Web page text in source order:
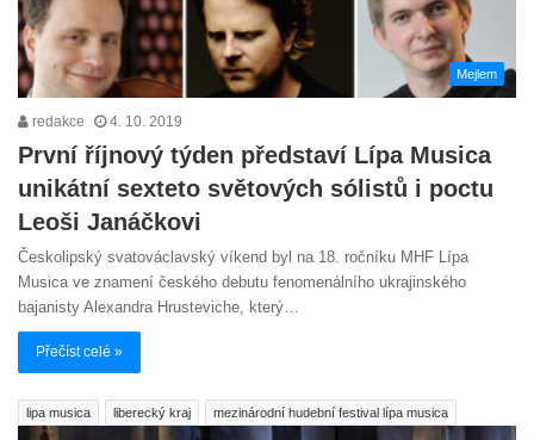
Mejlem
redakce 4. 10. 2019
První říjnový týden představí Lípa Musica
unikátní sexteto světových sólistů i poctu
Leoši Janáčkovi
Českolipský svatováclavský víkend byl na 18. ročníku MHF Lípa
Musica ve znamení českého debutu fenomenálního ukrajinského
bajanisty Alexandra Hrusteviche, který…
Přečíst celé »
lipa musica liberecký kraj mezinárodní hudební festival lípa musica